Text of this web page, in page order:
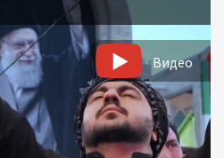
Видео